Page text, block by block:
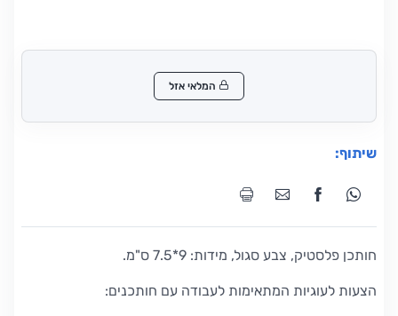
המלאי אזל
שיתוף:
חותכן פלסטיק, צבע סגול, מידות: 9*7.5 ס"מ.
הצעות לעוגיות המתאימות לעבודה עם חותכנים: